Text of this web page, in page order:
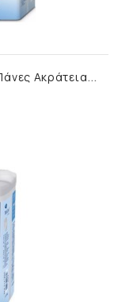
H
artmann MoliCare Premium Extra Plus Πάνες Ακράτειας Medium 30τμχ